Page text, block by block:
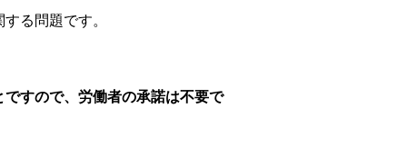
る問題です。
すので、労働者の承諾は不要で